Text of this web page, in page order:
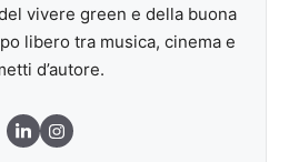
vivere green e della buona
libero tra musica, cinema e
d’autore.